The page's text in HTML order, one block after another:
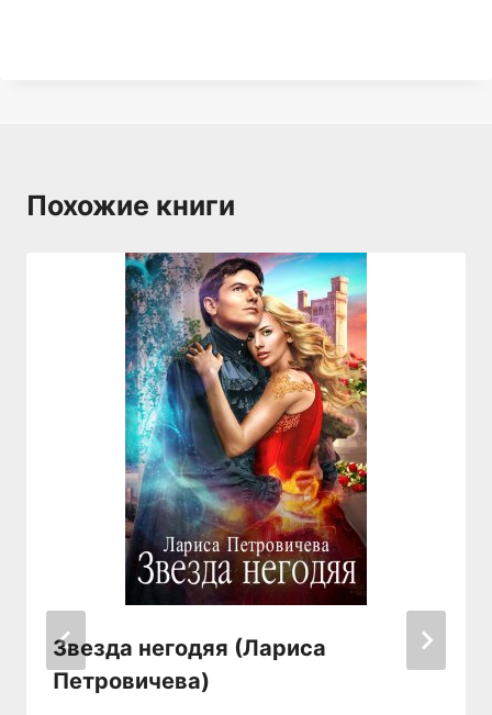
Похожие книги
Звезда негодяя (Лариса
Петровичева)